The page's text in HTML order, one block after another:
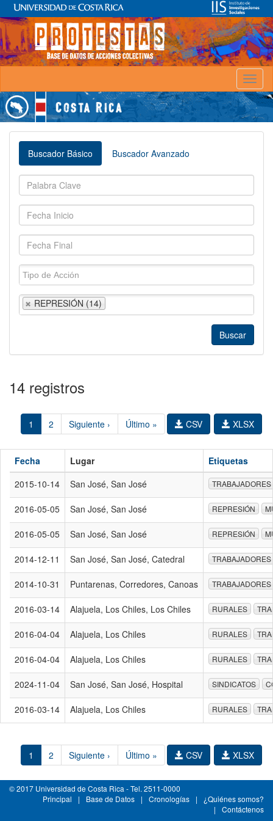
Buscador Básico Buscador Avanzado
REPRESIÓN (14)
14 registros
1 2 Siguiente › Último » XLSX
CSV
Fecha Lugar
Etiquetas
2015-10-14
San José, San José TRABAJADORES
2016-05-05 San José, San José REPRESIÓN
2016-05-05 San José, San José REPRESIÓN
2014-12-11 San José, San José, Catedral TRABAJADORES
2014-10-31 Puntarenas, Corredores, Canoas TRABAJADORES
2016-03-14 Alajuela, Los Chiles, Los Chiles RURALES
2016-04-04 Alajuela, Los Chiles RURALES
2016-04-04 Alajuela, Los Chiles RURALES
2024-11-04 San José, San José, Hospital SINDICATOS
2016-03-14 Alajuela, Los Chiles RURALES
1 2 Siguiente › Último » XLSX
CSV
© 2017 Universidad de Costa Rica - Tel. 2511-0000
Principal
| Base de Datos | Cronologías |
¿Quiénes somos?
|
Contáctenos